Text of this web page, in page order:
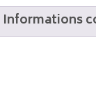
Informations